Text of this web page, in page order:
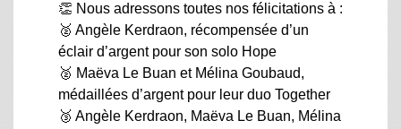
👏 Nous adressons toutes nos félicitations à :
🥈 Angèle Kerdraon, récompensée d’un
éclair d’argent pour son solo Hope
🥈 Maëva Le Buan et Mélina Goubaud,
médaillées d’argent pour leur duo Together
🥉 Angèle Kerdraon, Maëva Le Buan, Mélina